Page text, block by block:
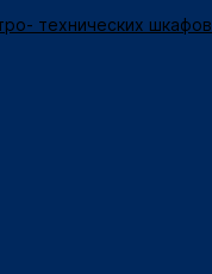
технических шкафов